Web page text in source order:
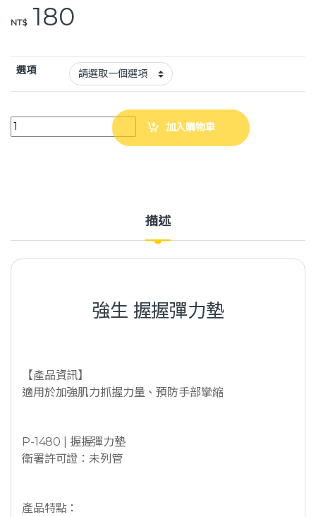
o
NT$180
選項
強生 握握彈力墊 肌力抓握 手部攣縮 握力復健 加強肌力 P-1480
加入購物車
描述
強生 握握彈力墊
【產品資訊】
適用於加強肌力抓握力量、預防手部攣縮
P-1480 | 握握彈力墊
衛署許可證：未列管
產品特點：